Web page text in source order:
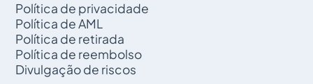
Política de privacidade
Política de AML
Política de retirada
Política de reembolso
Divulgação de riscos